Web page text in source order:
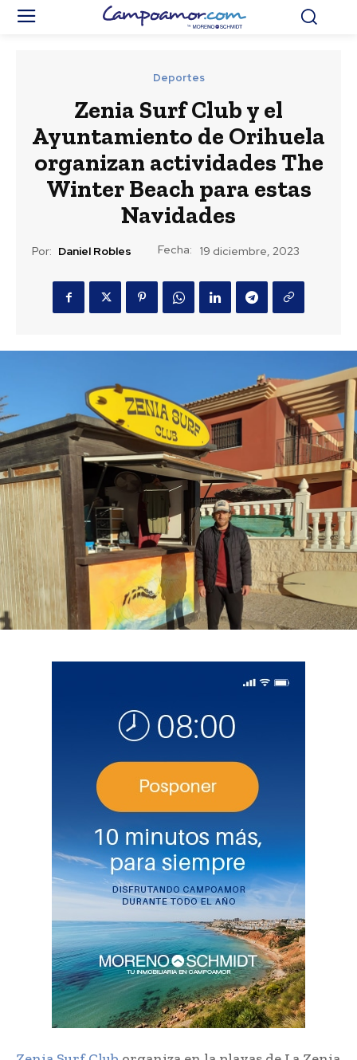
Deportes
Zenia Surf Club y el
Ayuntamiento de Orihuela
organizan actividades The
Winter Beach para estas
Navidades
Por: Daniel Robles Fecha: 19 diciembre, 2023